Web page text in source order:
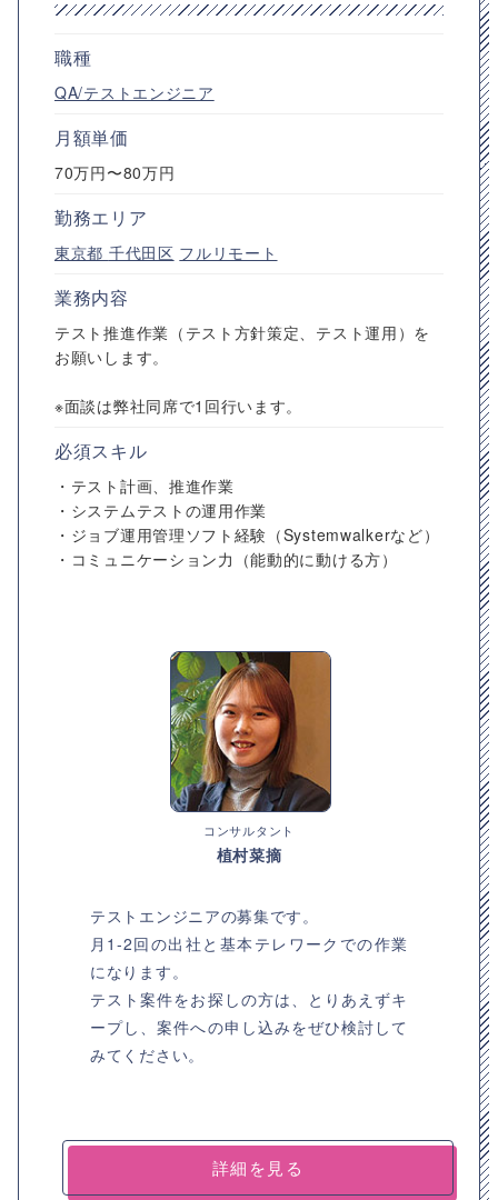
職種
QA/テストエンジニア
月額単価
70万円〜80万円
勤務エリア
東京都 千代田区 フルリモート
業務内容
テスト推進作業（テスト方針策定、テスト運用）を
お願いします。
※面談は弊社同席で1回行います。
必須スキル
・テスト計画、推進作業
・システムテストの運用作業
・ジョブ運用管理ソフト経験（Systemwalkerなど）
・コミュニケーション力（能動的に動ける方）
コンサルタント
植村菜摘
テストエンジニアの募集です。
月1-2回の出社と基本テレワークでの作業
になります。
テスト案件をお探しの方は、とりあえずキ
ープし、案件への申し込みをぜひ検討して
みてください。
詳細を見る